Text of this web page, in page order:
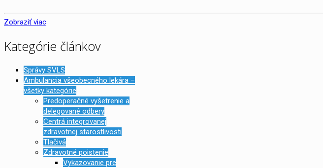
Zobraziť viac
Kategórie článkov
Správy SVLS
Ambulancia všeobecného lekára –
všetky kategórie
Predoperačné vyšetrenie a
delegované odbery
Centrá integrovanej
zdravotnej starostlivosti
Tlačivá
Zdravotné poistenie
Vykazovanie pre